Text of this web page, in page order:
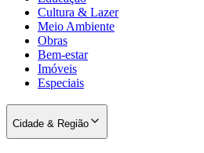
Cultura & Lazer
Meio Ambiente
Obras
Bem-estar
Imóveis
Especiais
Cidade & Região